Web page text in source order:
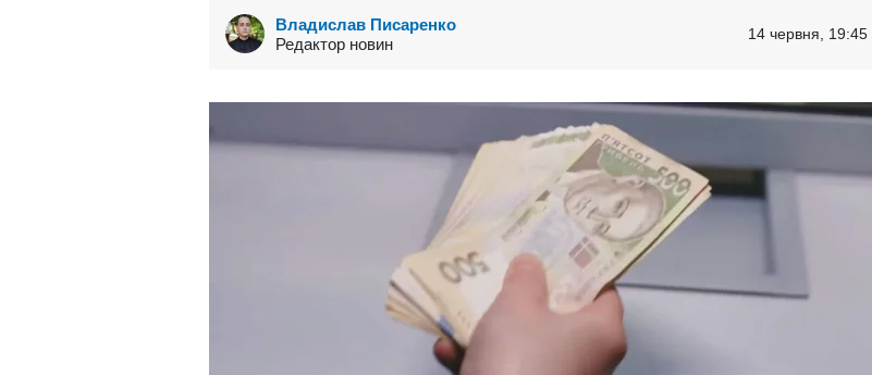
Владислав Писаренко
Редактор новин
14 червня, 19:45